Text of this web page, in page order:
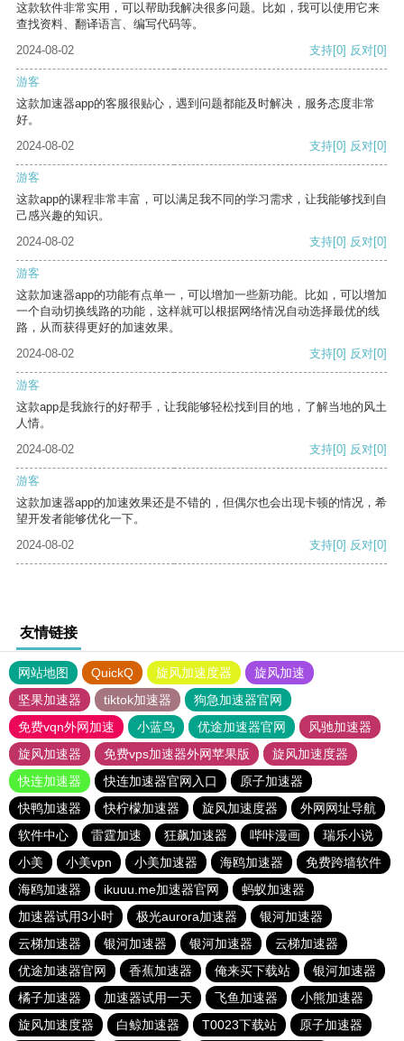
这款软件非常实用，可以帮助我解决很多问题。比如，我可以使用它来
查找资料、翻译语言、编写代码等。
2024-08-02
支持[0] 反对[0]
游客
这款加速器app的客服很贴心，遇到问题都能及时解决，服务态度非常
好。
2024-08-02
支持[0] 反对[0]
游客
这款app的课程非常丰富，可以满足我不同的学习需求，让我能够找到自
己感兴趣的知识。
2024-08-02
支持[0] 反对[0]
游客
这款加速器app的功能有点单一，可以增加一些新功能。比如，可以增加
一个自动切换线路的功能，这样就可以根据网络情况自动选择最优的线
路，从而获得更好的加速效果。
2024-08-02
支持[0] 反对[0]
游客
这款app是我旅行的好帮手，让我能够轻松找到目的地，了解当地的风土
人情。
2024-08-02
支持[0] 反对[0]
游客
这款加速器app的加速效果还是不错的，但偶尔也会出现卡顿的情况，希
望开发者能够优化一下。
2024-08-02
支持[0] 反对[0]
友情链接
网站地图 QuickQ 旋风加速度器
旋风加速
坚果加速器
tiktok加速器
狗急加速器官网
免费vqn外网加速
小蓝鸟 优途加速器官网
风驰加速器
旋风加速器
免费vps加速器外网苹果版
旋风加速度器
快连加速器
快连加速器官网入口
原子加速器
快鸭加速器
快柠檬加速器 旋风加速度器
外网网址导航
软件中心
雷霆加速 狂飙加速器 哔咔漫画
瑞乐小说
小美
小美vpn 小美加速器 海鸥加速器
免费跨墙软件
海鸥加速器
ikuuu.me加速器官网
蚂蚁加速器
加速器试用3小时
极光aurora加速器
银河加速器
云梯加速器
银河加速器 银河加速器
云梯加速器
优途加速器官网
香蕉加速器 俺来买下载站
银河加速器
橘子加速器
加速器试用一天 飞鱼加速器
小熊加速器
旋风加速度器
白鲸加速器 T0023下载站 原子加速器